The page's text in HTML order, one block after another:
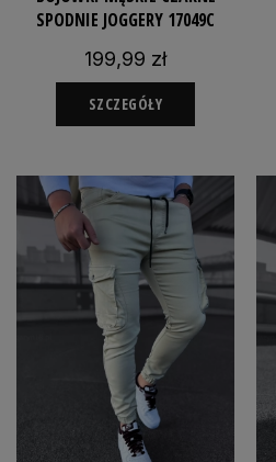
SPODNIE JOGGERY 17049C
199,99 zł
SZCZEGÓŁY